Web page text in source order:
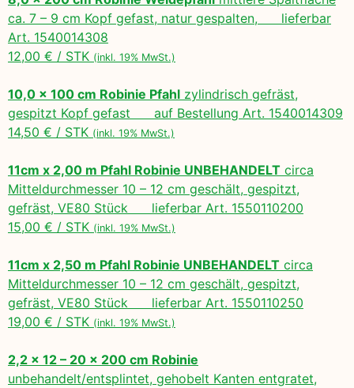
ca. 7 – 9 cm Kopf gefast, natur gespalten, lieferbar
Art. 1540014308
12,00 € / STK (inkl. 19% MwSt.)
10,0 x 100 cm Robinie Pfahl zylindrisch gefräst,
gespitzt Kopf gefast auf Bestellung Art. 1540014309
14,50 € / STK (inkl. 19% MwSt.)
11cm x 2,00 m Pfahl Robinie UNBEHANDELT circa
Mitteldurchmesser 10 – 12 cm geschält, gespitzt,
gefräst, VE80 Stück lieferbar Art. 1550110200
15,00 € / STK (inkl. 19% MwSt.)
11cm x 2,50 m Pfahl Robinie UNBEHANDELT circa
Mitteldurchmesser 10 – 12 cm geschält, gespitzt,
gefräst, VE80 Stück lieferbar Art. 1550110250
19,00 € / STK (inkl. 19% MwSt.)
2,2 x 12 – 20 x 200 cm Robinie
unbehandelt/entsplintet, gehobelt Kanten entgratet,